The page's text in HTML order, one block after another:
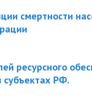
смертности
ресурсного
субъектах РФ.